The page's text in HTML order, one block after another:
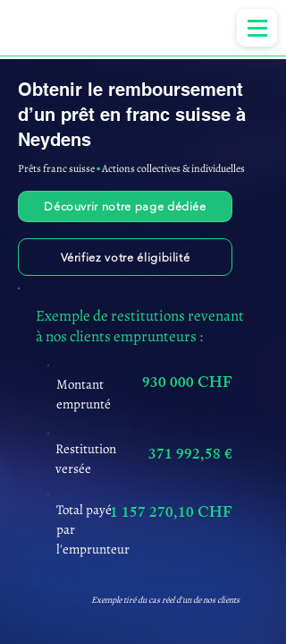
Obtenir le remboursement
d’un prêt en franc suisse à
Neydens
Prêts franc suisse▪︎Actions collectives & individuelles
Découvrir notre page dédiée
Vérifiez votre éligibilité
Exemple de restitutions revenant
à nos clients emprunteurs :
Montant
emprunté
930 000 CHF
Restitution
versée
371 992,58 €
Total payé
par
l'emprunteur
1 157 270,10 CHF
Exemple tiré du cas réel d'un de nos clients